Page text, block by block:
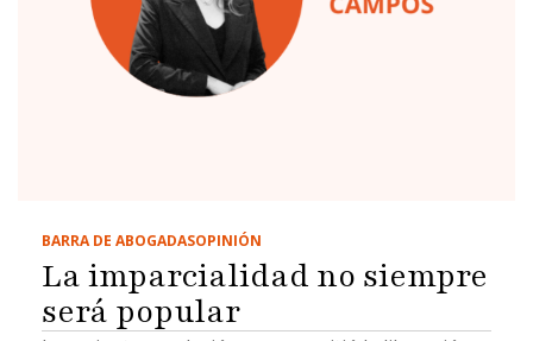
BARRA DE ABOGADASOPINIÓN
La imparcialidad no siempre
será popular